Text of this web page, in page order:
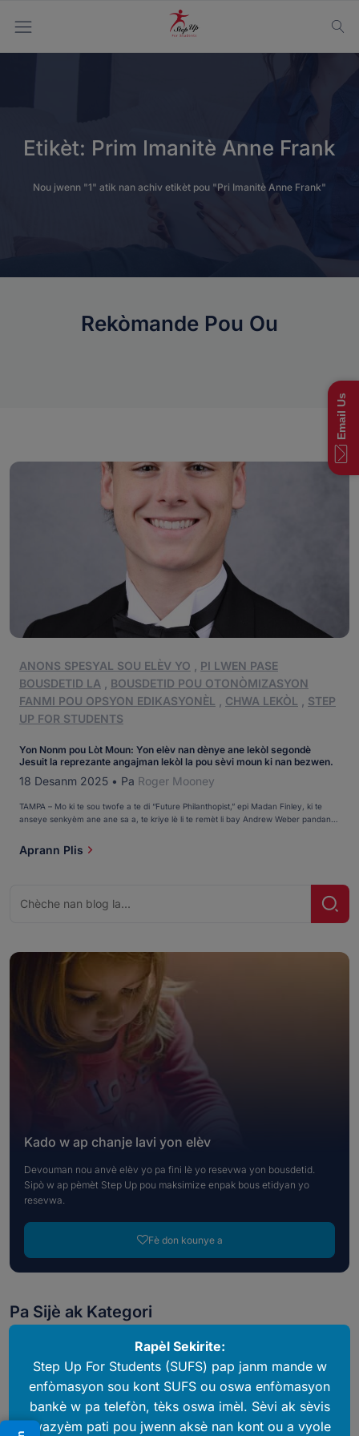
Etikèt: Prim Imanitè Anne Frank
Nou jwenn "1" atik nan achiv etikèt pou "Pri Imanitè Anne Frank"
Rekòmande Pou Ou
ANONS SPESYAL SOU ELÈV YO
PI LWEN PASE
BOUSDETID LA
BOUSDETID POU OTONÒMIZASYON
FANMI POU OPSYON EDIKASYONÈL
CHWA LEKÒL
STEP
UP FOR STUDENTS
Yon Nonm pou Lòt Moun: Yon elèv nan dènye ane lekòl segondè
Jesuit la reprezante angajman lekòl la pou sèvi moun ki nan bezwen.
18 Desanm 2025 • Pa Roger Mooney
TAMPA – Mo ki te sou twofe a te di “Future Philanthopist,” epi Madan Finley, ki te
anseye senkyèm ane ane sa a, te kriye lè li te remèt li bay Andrew Weber pandan
karyè lekòl primè mwen an,” li te di. “Madan Finley te di mwen te youn nan […] li yo
Aprann Plis
pou:
Kado w ap chanje lavi yon elèv
Devouman nou anvè elèv yo pa fini lè yo resevwa yon bousdetid.
Sipò w ap pèmèt Step Up pou maksimize enpak bous etidyan yo
resevwa.
Fè don kounye a
Pa Sijè ak Kategori
20 ane Opòtinite Edikatif
2021
Retounen nan lekòl la
Dèyè sèn yo
Beyond Bousdetid la
Rapèl Sekirite:
Step Up For Students (SUFS) pap janm mande w
enfòmasyon sou kont SUFS ou oswa enfòmasyon
bankè w pa telefòn, tèks oswa imèl. Sèvi ak sèvis
twazyèm pati pou jwenn aksè nan kont ou a vyole
Email Us